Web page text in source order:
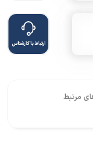
ارتباط با کارشناس
مرتبط